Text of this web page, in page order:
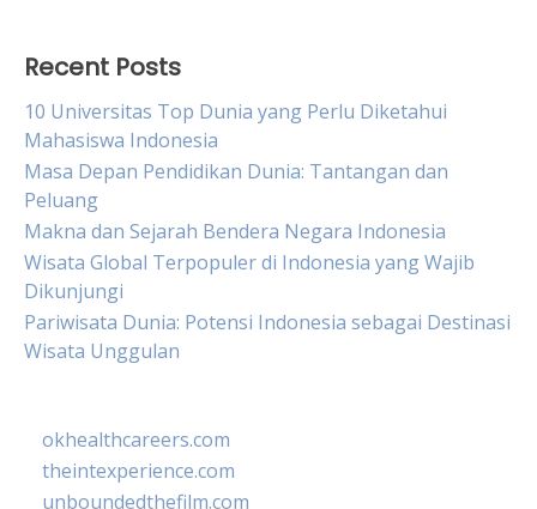
Recent Posts
10 Universitas Top Dunia yang Perlu Diketahui
Mahasiswa Indonesia
Masa Depan Pendidikan Dunia: Tantangan dan
Peluang
Makna dan Sejarah Bendera Negara Indonesia
Wisata Global Terpopuler di Indonesia yang Wajib
Dikunjungi
Pariwisata Dunia: Potensi Indonesia sebagai Destinasi
Wisata Unggulan
okhealthcareers.com
theintexperience.com
unboundedthefilm.com